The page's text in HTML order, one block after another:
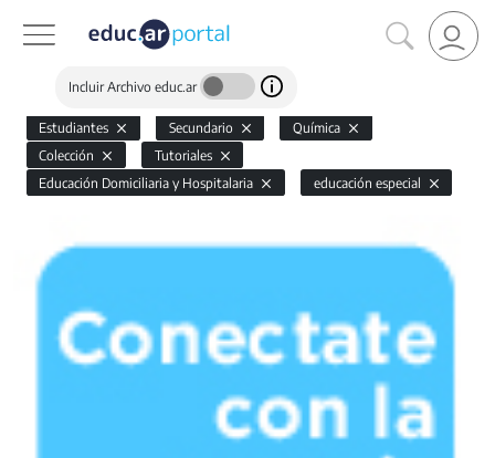
Incluir Archivo educ.ar
Estudiantes Secundario
Química
Colección
Tutoriales
Educación Domiciliaria y Hospitalaria
educación especial